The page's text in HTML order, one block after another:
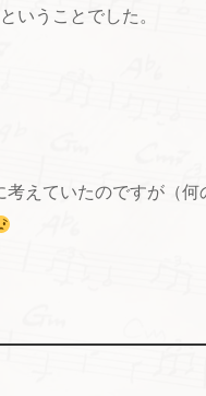
いうことでした。
えていたのですが（何